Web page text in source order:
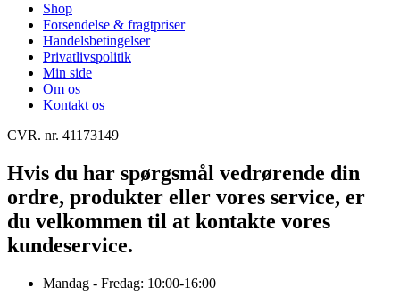
Shop
Forsendelse & fragtpriser
Handelsbetingelser
Privatlivspolitik
Min side
Om os
Kontakt os
CVR. nr. 41173149
Hvis du har spørgsmål vedrørende din
ordre, produkter eller vores service, er
du velkommen til at kontakte vores
kundeservice.
Mandag - Fredag: 10:00-16:00